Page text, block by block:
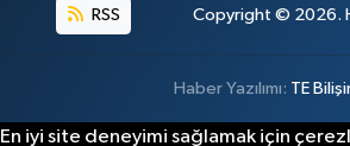
RSS Copyright © 2026.
Haber Yazılımı: TE
En iyi site deneyimi sağlamak için